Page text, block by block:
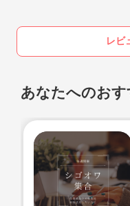
レビ
あなたへのお